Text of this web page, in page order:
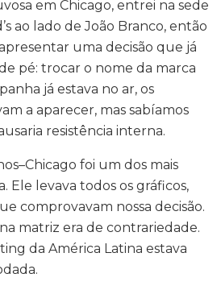
em Chicago, entrei na sede
ao lado de João Branco, então
uma decisão que já
pé: trocar o nome da marca
já estava no ar, os
a aparecer, mas sabíamos
resistência interna.
foi um dos mais
Ele levava todos os gráficos,
comprovavam nossa decisão.
matriz era de contrariedade.
da América Latina estava